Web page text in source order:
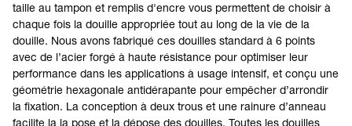
taille au tampon et remplis d'encre vous permettent de choisir à
chaque fois la douille appropriée tout au long de la vie de la
douille. Nous avons fabriqué ces douilles standard à 6 points
avec de l’acier forgé à haute résistance pour optimiser leur
performance dans les applications à usage intensif, et conçu une
géométrie hexagonale antidérapante pour empêcher d’arrondir
la fixation. La conception à deux trous et une rainure d’anneau
facilite la la pose et la dépose des douilles. Toutes les douilles